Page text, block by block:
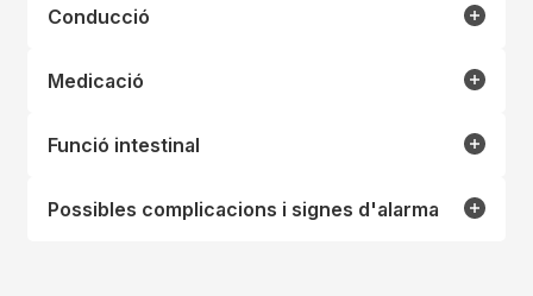
Conducció
Medicació
Funció intestinal
Possibles complicacions i signes d'alarma